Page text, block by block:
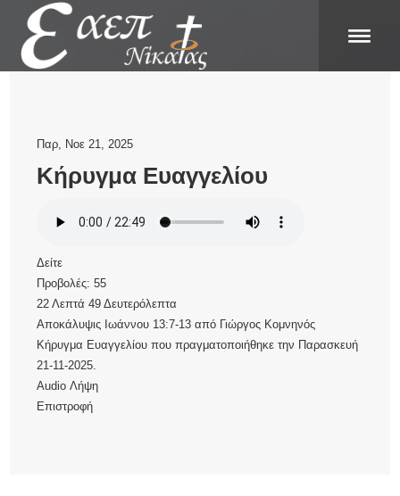
Παρ, Νοε 21, 2025
Κήρυγμα Ευαγγελίου
Δείτε
Προβολές:55
22 Λεπτά 49 Δευτερόλεπτα
Αποκάλυψις Ιωάννου 13:7-13 από Γιώργος Κομνηνός
Κήρυγμα Ευαγγελίου που πραγματοποιήθηκε την Παρασκευή
21-11-2025.
Audio Λήψη
Επιστροφή